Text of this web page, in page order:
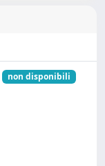
non disponibili